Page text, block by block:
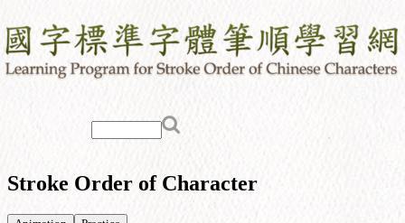
Stroke Order of Character